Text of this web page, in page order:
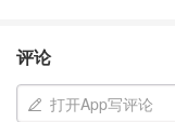
适合场景：适合用
邮件回复等。
评论
打开App写评论